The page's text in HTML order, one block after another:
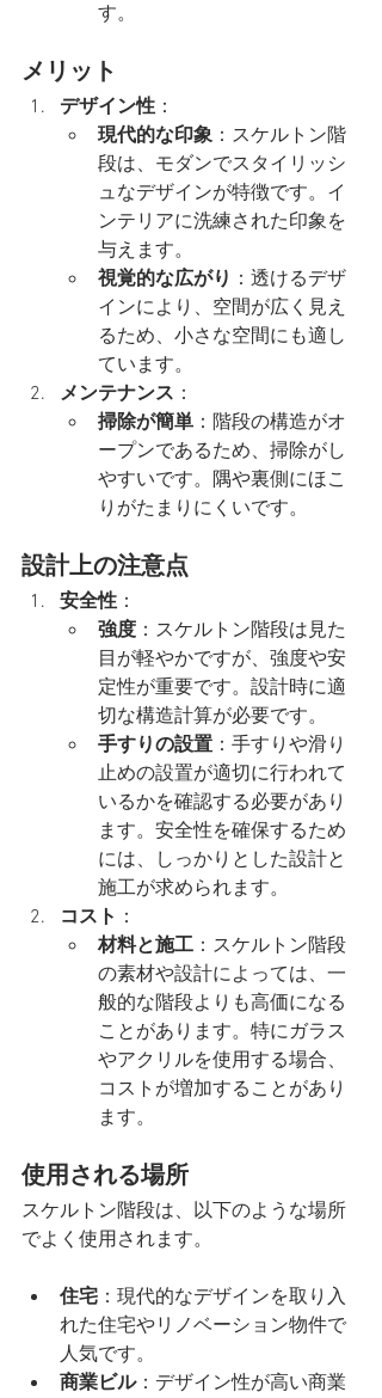
す。
メリット
デザイン性 ：
現代的な印象 ：スケルトン階
段は、モダンでスタイリッシ
ュなデザインが特徴です。イ
ンテリアに洗練された印象を
与えます。
視覚的な広がり ：透けるデザ
インにより、空間が広く見え
るため、小さな空間にも適し
ています。
メンテナンス ：
掃除が簡単 ：階段の構造がオ
ープンであるため、掃除がし
やすいです。隅や裏側にほこ
りがたまりにくいです。
設計上の注意点
安全性 ：
強度 ：スケルトン階段は見た
目が軽やかですが、強度や安
定性が重要です。設計時に適
切な構造計算が必要です。
手すりの設置 ：手すりや滑り
止めの設置が適切に行われて
いるかを確認する必要があり
ます。安全性を確保するため
には、しっかりとした設計と
施工が求められます。
コスト ：
材料と施工 ：スケルトン階段
の素材や設計によっては、一
般的な階段よりも高価になる
ことがあります。特にガラス
やアクリルを使用する場合、
コストが増加することがあり
ます。
使用される場所
スケルトン階段は、以下のような場所
でよく使用されます。
住宅 ：現代的なデザインを取り入
れた住宅やリノベーション物件で
人気です。
商業ビル：デザイン性が高い商業